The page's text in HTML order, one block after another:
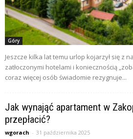
Góry
Jeszcze kilka lat temu urlop kojarzył się z
zatłoczonymi hotelami i koniecznością
coraz więcej osób świadomie rezygnuje...
Jak wynająć apartament w
przepłacić?
wgorach - 31 października 2025